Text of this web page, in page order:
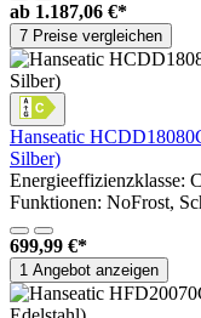
ab 1.187,06 €*
7 Preise vergleichen
Hanseatic
Silber)
Energieeffizienzklasse:
Funktionen: NoFrost,
699,99 €*
1 Angebot anzeigen